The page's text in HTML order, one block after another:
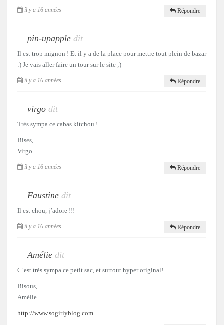
il y a 16 années Répondre
pin-upapple dit
Il est trop mignon ! Et il y a de la place pour mettre tout plein de bazar
:) Je vais aller faire un tour sur le site ;)
il y a 16 années Répondre
virgo dit
Très sympa ce cabas kitchou !
Bises,
Virgo
il y a 16 années Répondre
Faustine dit
Il est chou, j’adore !!!
il y a 16 années Répondre
Amélie dit
C’est très sympa ce petit sac, et surtout hyper original!
Bisous,
Amélie
http://www.sogirlyblog.com